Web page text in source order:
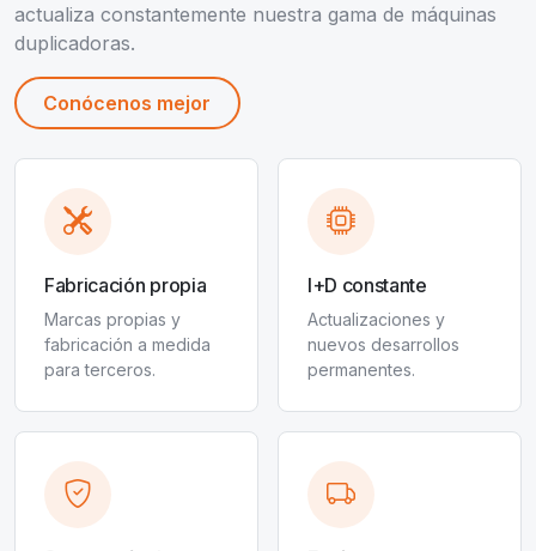
actualiza constantemente nuestra gama de máquinas
duplicadoras.
Conócenos mejor
Fabricación propia
Marcas propias y
fabricación a medida
para terceros.
I+D constante
Actualizaciones y
nuevos desarrollos
permanentes.